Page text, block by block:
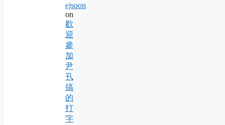
ejsoon
on
歡
迎
參
加
尹
卂
搞
的
打
字